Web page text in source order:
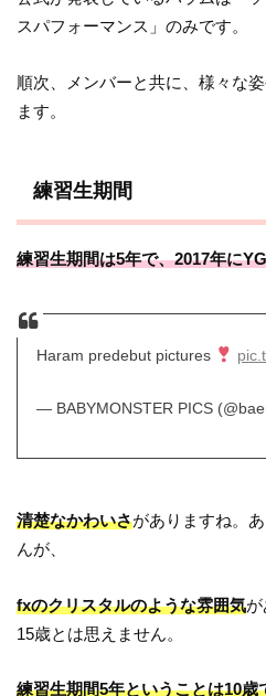
スパフォーマンス」のみです。
順次、メンバーと共に、様々な
ます。
練習生期間
練習生期間は5年で、2017年に
Haram predebut pictures
— BABYMONSTER PICS
清楚なかわいさがありますね。
んが、
fxのクリスタルのような雰囲気
15歳とは思えません。
練習生期間5年ということは10